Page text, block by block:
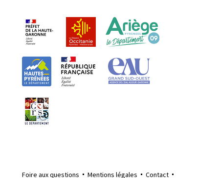
Foire aux questions Mentions légales Contact